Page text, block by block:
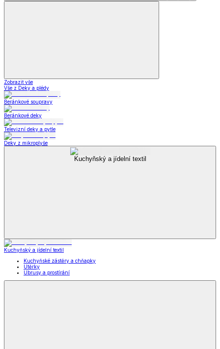
Zobrazit vše
Vše z Deky a plédy
Beránkové soupravy
Beránkové deky
Televizní deky a pytle
Deky z mikroplyše
Kuchyňský a jídelní textil
Kuchyňský a jídelní textil
Kuchyňské zástěry a chňapky
Utěrky
Ubrusy a prostírání